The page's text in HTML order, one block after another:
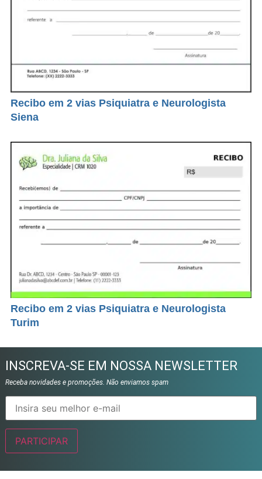
Recibo em 2 vias Psiquiatra e Neurologista
Siena
Recibo em 2 vias Psiquiatra e Neurologista
Turim
INSCREVA-SE EM NOSSA NEWSLETTER
Receba novidades e promoções. Não enviamos spam